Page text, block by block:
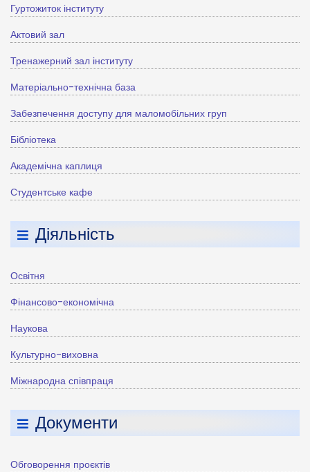
Гуртожиток інституту
Актовий зал
Тренажерний зал інституту
Матеріально-технічна база
Забезпечення доступу для маломобільних груп
Бібліотека
Академічна каплиця
Студентське кафе
Діяльність
Освітня
Фінансово-економічна
Наукова
Культурно-виховна
Міжнародна співпраця
Документи
Обговорення проєктів